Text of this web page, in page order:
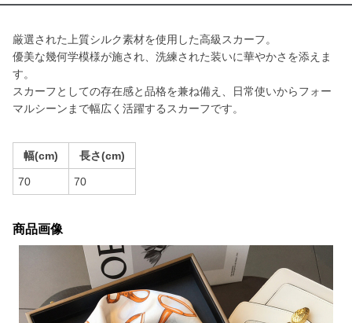
厳選された上質シルク素材を使用した高級スカーフ。
優美な幾何学模様が施され、洗練された装いに華やかさを添えま
す。
スカーフとしての存在感と品格を兼ね備え、日常使いからフォー
マルシーンまで幅広く活躍するスカーフです。
幅(cm) 長さ(cm)
70 70
商品画像